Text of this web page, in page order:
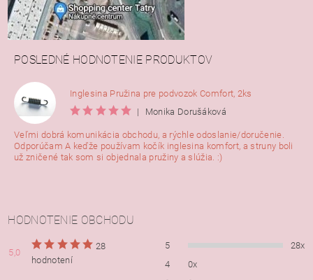
POSLEDNÉ HODNOTENIE PRODUKTOV
Inglesina Pružina pre podvozok Comfort, 2ks
|
Monika Dorušáková
Veľmi dobrá komunikácia obchodu, a rýchle odoslanie/doručenie.
Odporúčam A keďže používam kočík inglesina komfort, a struny boli
už zničené tak som si objednala pružiny a slúžia. :)
HODNOTENIE OBCHODU
5,0
28
hodnotení
5
28x
4
0x